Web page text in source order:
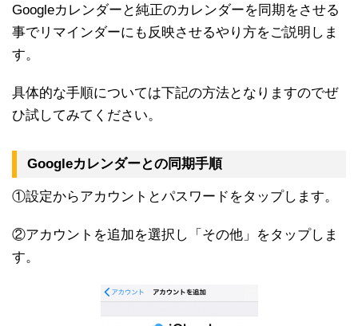
Googleカレンダーと純正のカレンダーを同期をさせる
事でリマインダーにも反映させるやり方をご説明しま
す。
具体的な手順については下記の方法となりますのでぜ
ひ試してみてください。
Googleカレンダーとの同期手順
①設定からアカウントとパスワードをタップします。
②アカウントを追加を選択し「その他」をタップしま
す。